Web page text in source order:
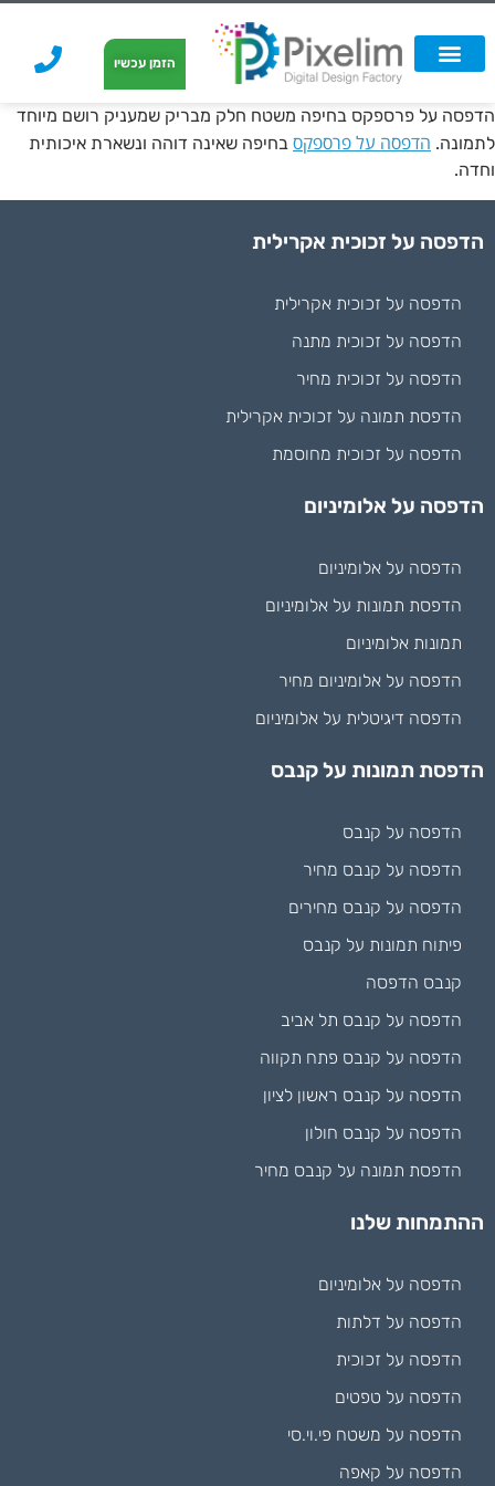
הזמן עכשיו
הדפסה על פרספקס בחיפה משטח חלק מבריק שמעניק רושם מיוחד
לתמונה. הדפסה על פרספקס בחיפה שאינה דוהה ונשארת איכותית
וחדה.
הדפסה על זכוכית אקרילית
הדפסה על זכוכית אקרילית
הדפסה על זכוכית מתנה
הדפסה על זכוכית מחיר
הדפסת תמונה על זכוכית אקרילית
הדפסה על זכוכית מחוסמת
הדפסה על אלומיניום
הדפסה על אלומיניום
הדפסת תמונות על אלומיניום
תמונות אלומיניום
הדפסה על אלומיניום מחיר
הדפסה דיגיטלית על אלומיניום
הדפסת תמונות על קנבס
הדפסה על קנבס
הדפסה על קנבס מחיר
הדפסה על קנבס מחירים
פיתוח תמונות על קנבס
קנבס הדפסה
הדפסה על קנבס תל אביב
הדפסה על קנבס פתח תקווה
הדפסה על קנבס ראשון לציון
הדפסה על קנבס חולון
הדפסת תמונה על קנבס מחיר
ההתמחות שלנו
הדפסה על אלומיניום
הדפסה על דלתות
הדפסה על זכוכית
הדפסה על טפטים
הדפסה על משטח פי.וי.סי
הדפסה על קאפה